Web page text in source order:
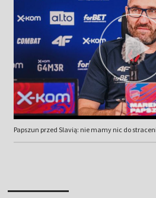
Papszun przed Slavią: nie mamy nic do